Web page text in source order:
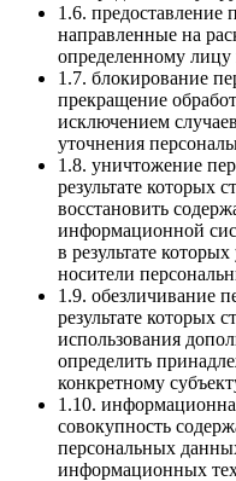
1.6. предоставление
направленные на
определенному
1.7. блокирование
прекращение
исключением
уточнения
1.8. уничтожение
результате которых
восстановить
информационной
в результате
носители
1.9. обезличивание
результате которых
использования
определить
конкретному
1.10.
совокупность
персональных
информационных